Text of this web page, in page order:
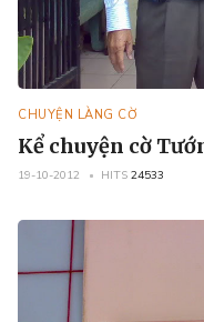
CHUYỆN LÀNG CỜ
Kể chuyện cờ
19-10-2012 HITS 24533